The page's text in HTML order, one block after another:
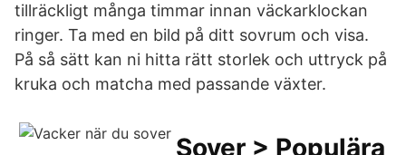
tillräckligt många timmar innan väckarklockan
ringer. Ta med en bild på ditt sovrum och visa.
På så sätt kan ni hitta rätt storlek och uttryck på
kruka och matcha med passande växter.
Sover > Populära